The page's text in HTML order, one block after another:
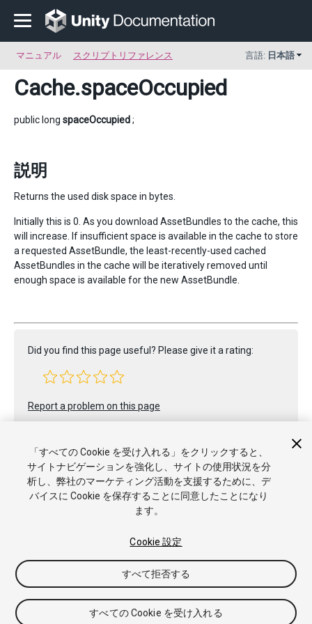
マニュアル スクリプトリファレンス 言語: 日本語
Cache.spaceOccupied
public long spaceOccupied;
説明
Returns the used disk space in bytes.
Initially this is 0. As you download AssetBundles to the cache, this
will increase. If insufficient space is available in the cache to store
a requested AssetBundle, the least-recently-used cached
AssetBundles in the cache will be iteratively removed until
enough space is available for the new AssetBundle.
Did you find this page useful? Please give it a rating:
Report a problem on this page
Copyright © 2017 Unity Technologies. Publication 2017.1
商標と利用規約 法律関連
「すべての Cookie を受け入れる」をクリックすると、
サイトナビゲーションを強化し、サイトの使用状況を分
析し、弊社のマーケティング活動を支援するために、デ
バイスに Cookie を保存することに同意したことになり
ます。
Cookie 設定
すべて拒否する
すべての Cookie を受け入れる